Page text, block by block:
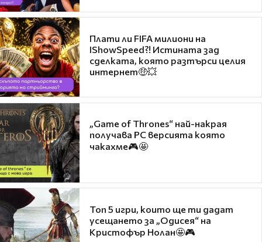
Плати ли FIFA милиони на
IShowSpeed?! Истината зад
сделката, която разтърси целия
интернет🤑💥
„Game of Thrones“ най-накрая
получава PC версията която
чакахме🎮🤩
Топ 5 игри, които ще ти дадат
усещането за „Одисея“ на
Кристофър Нолан🤩🎮